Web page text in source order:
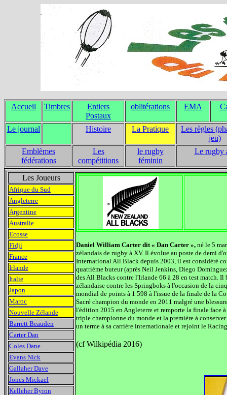
Accueil Timbres
Entiers
Postaux
oblitérations EMA
Le journal Histoire La Pratique
Les règles
jeu)
Emblèmes
fédérations
Les
compétitions
le rugby
féminin
Le rugby
Les Joueurs
Daniel William Carter dit « Dan Carter », né le 5
zélandais de rugby à XV. Il évolue au poste de demi
International All Black depuis 2003, il est considéré
quatrième buteur (après Neil Jenkins, Diego
des All Blacks contre l'Irlande 66 à 28 en test match.
zélandaise contre les Springboks à l'occasion de la
mondial de points à 1 598 à l'issue de la finale de la
Sacré champion du monde en 2011 malgré une
l'édition 2015 en Angleterre et remporte la finale face
triple championne du monde et la première à
un terme à sa carrière internationale et rejoint le
(cf Wilkipédia 2016)
Afrique du Sud
Angleterre
Argentine
Australie
Ecosse
Fidji
France
Irlande
Italie
Japon
Maroc
Nouvelle Zélande
Barrett Beauden
Carter Dan
Coles Dane
Evans Nick
Gallaher Dave
Jones Mickael
Kelleher Byron